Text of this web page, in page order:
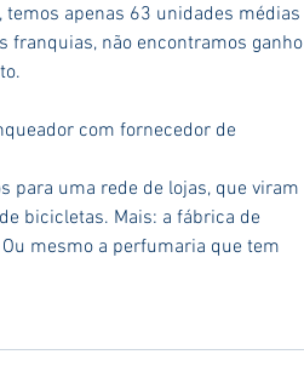
apenas 63 unidades médias
franquias, não encontramos ganho
com fornecedor de
para uma rede de lojas, que viram
bicicletas. Mais: a fábrica de
mesmo a perfumaria que tem